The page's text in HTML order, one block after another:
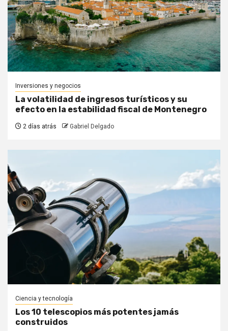
Inversiones y negocios
La volatilidad de ingresos turísticos y su
efecto en la estabilidad fiscal de Montenegro
2 días atrás Gabriel Delgado
Ciencia y tecnología
Los 10 telescopios más potentes jamás
construidos